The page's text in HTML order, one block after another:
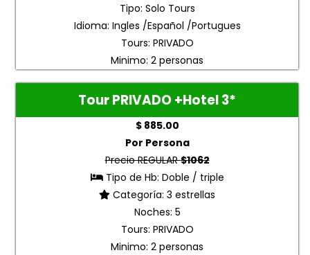
Tipo: Solo Tours
Idioma: Ingles /Español /Portugues
Tours: PRIVADO
Minimo: 2 personas
Tour PRIVADO +Hotel 3*
$ 885.00
Por Persona
Precio REGULAR$1062
Tipo de Hb: Doble / triple
Categoría: 3 estrellas
Noches: 5
Tours: PRIVADO
Minimo: 2 personas